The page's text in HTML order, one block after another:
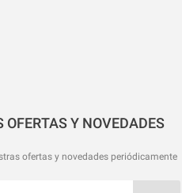
OFERTAS Y NOVEDADES
ofertas y novedades periódicamente